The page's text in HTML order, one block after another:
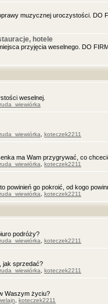
muzycznej uroczystości. DO
hotele
przyjęcia weselnego. DO
weselnej.
ruda_wiewiórka
ruda_wiewiórka koteczek2211
ma Wam przygrywać, co
ruda_wiewiórka koteczek2211
powinień go pokroić, od kogo
ruda_wiewiórka koteczek2211
podróży?
ruda_wiewiórka koteczek2211
jak sprzedać?
ruda_wiewiórka koteczek2211
Waszym życiu?
koteczek2211